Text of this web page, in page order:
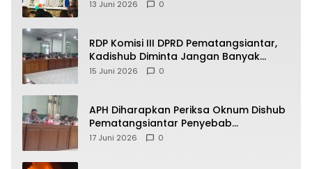
13 Juni 2026 0
RDP Komisi III DPRD Pematangsiantar,
Kadishub Diminta Jangan Banyak
Alasan
15 Juni 2026 0
APH Diharapkan Periksa Oknum Dishub
Pematangsiantar Penyebab
Kebocoran PAD Retribusi Parkir
17 Juni 2026 0